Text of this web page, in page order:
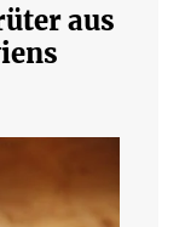
aus